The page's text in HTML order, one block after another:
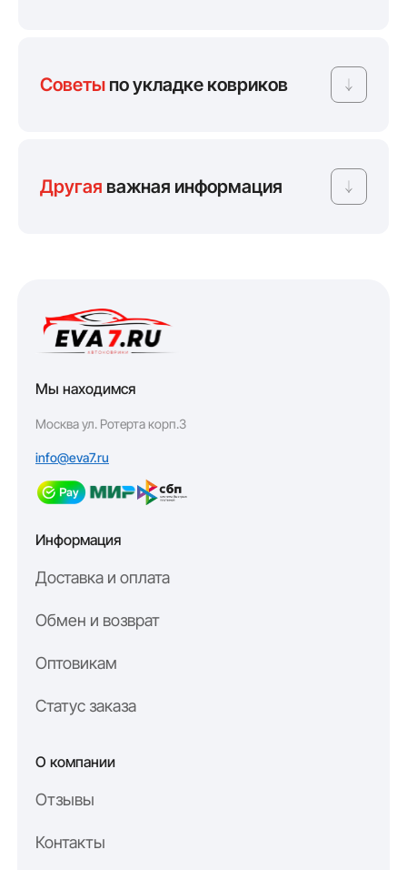
Советы по укладке ковриков
Другая важная информация
Мы находимся
Москва ул. Ротерта корп.3
info@eva7.ru
Информация
Доставка и оплата
Обмен и возврат
Оптовикам
Статус заказа
О компании
Отзывы
Контакты